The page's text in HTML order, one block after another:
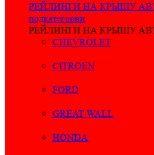
РЕЙЛИНГИ НА КРЫШУ
подкатегории
РЕЙЛИНГИ НА КРЫШУ
CHEVROLET
CITROEN
FORD
GREAT WALL
HONDA